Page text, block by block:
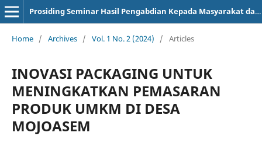
Prosiding Seminar Hasil Pengabdian Kepada Masyarakat dan Kuliah Kerja Nyata
Home / Archives / Vol. 1 No. 2 (2024) / Articles
INOVASI PACKAGING UNTUK
MENINGKATKAN PEMASARAN
PRODUK UMKM DI DESA
MOJOASEM